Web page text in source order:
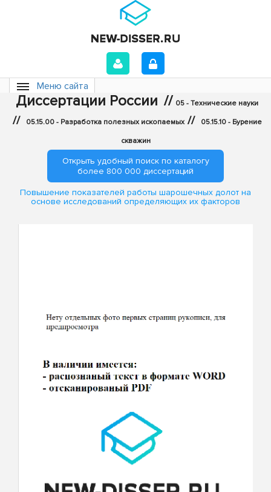
Меню сайта
Диссертации России // 05 - Технические науки
// 05.15.00 - Разработка полезных ископаемых // 05.15.10 - Бурение
скважин
Открыть удобный поиск по каталогу
более 800 000 диссертаций
Повышение показателей работы шарошечных долот на
основе исследований определяющих их факторов